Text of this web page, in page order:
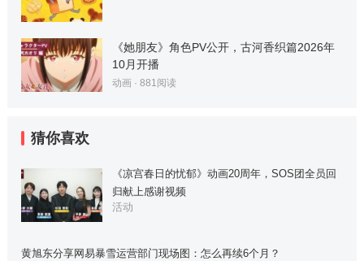
《她朋友》角色PV公开，古河香织篇2026年
10月开播
动画· 881 阅读
猜你喜欢
《凉宫春日的忧郁》动画20周年，SOS团全员回
归献上感谢视频
活动
黄旭东分享网易暴雪运营部门现场图：怎么再续6个月？